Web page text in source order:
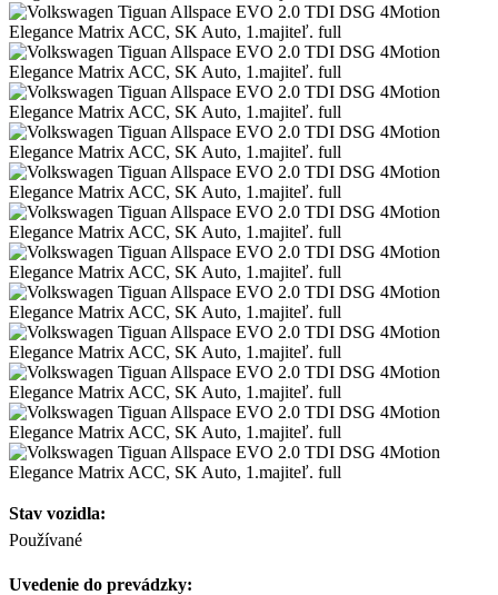
Stav vozidla:
Používané
Uvedenie do prevádzky: